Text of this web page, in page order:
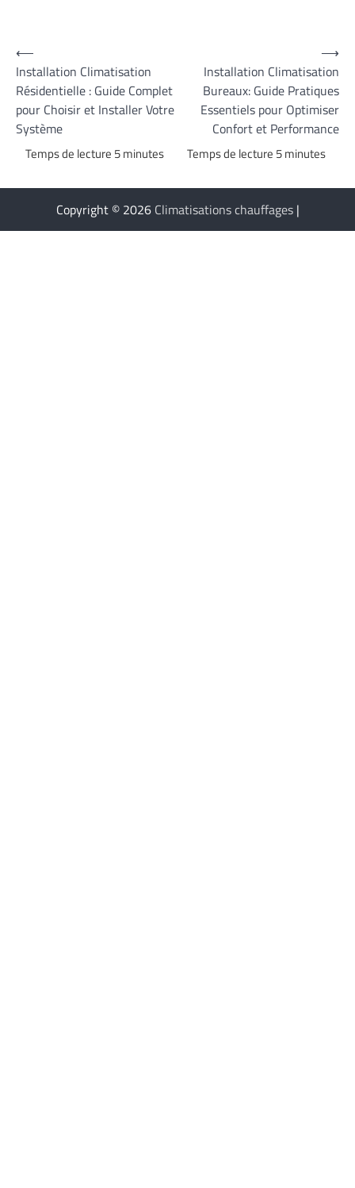
Navigation
de
l’article
⟵
Installation Climatisation
Résidentielle : Guide Complet
pour Choisir et Installer Votre
Système
Installation Climatisation
Bureaux: Guide Pratiques
Essentiels pour Optimiser
Confort et Performance
⟶
Copyright © 2026 Climatisations chauffages|